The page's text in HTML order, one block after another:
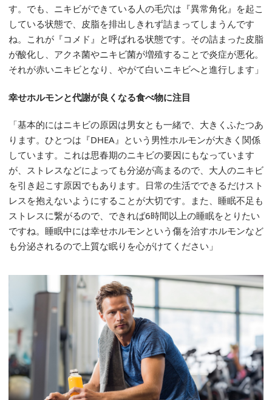
す。でも、ニキビができている人の毛穴は『異常角化』を起こ
している状態で、皮脂を排出しきれず詰まってしまうんです
ね。これが『コメド』と呼ばれる状態です。その詰まった皮脂
が酸化し、アクネ菌やニキビ菌が増殖することで炎症が悪化。
それが赤いニキビとなり、やがて白いニキビへと進行します」
幸せホルモンと代謝が良くなる食べ物に注目
「基本的にはニキビの原因は男女とも一緒で、大きくふたつあ
ります。ひとつは『DHEA』という男性ホルモンが大きく関係
しています。これは思春期のニキビの要因にもなっています
が、ストレスなどによっても分泌が高まるので、大人のニキビ
を引き起こす原因でもあります。日常の生活でできるだけスト
レスを抱えないようにすることが大切です。また、睡眠不足も
ストレスに繋がるので、できれば6時間以上の睡眠をとりたい
ですね。睡眠中には幸せホルモンという傷を治すホルモンなど
も分泌されるので上質な眠りを心がけてください」